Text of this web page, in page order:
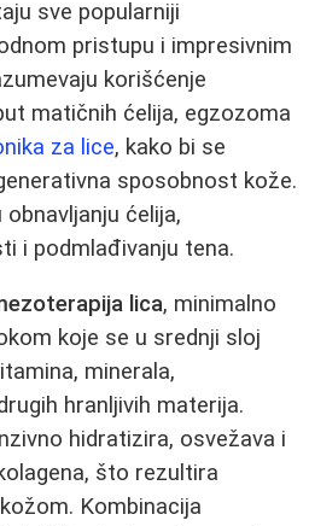
sve popularniji
pristupu i impresivnim
korišćenje
matičnih ćelija, egzozoma
za lice, kako bi se
sposobnost kože.
ćelija,
i podmlađivanju tena.
lica, minimalno
koje se u srednji sloj
minerala,
hranljivih materija.
hidratizira, osvežava i
što rezultira
Kombinacija